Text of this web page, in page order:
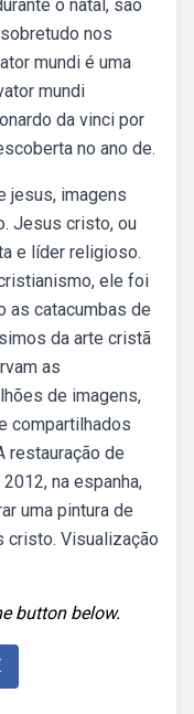
o natal, são
nos
mundi é uma
mundi
da vinci por
no ano de.
jesus, imagens
Jesus cristo, ou
e líder religioso.
ele foi
as catacumbas de
da arte cristã
as
de imagens,
compartilhados
restauração de
na espanha,
uma pintura de
cristo. Visualização
button below.